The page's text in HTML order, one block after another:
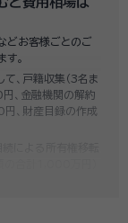
どお客様ごとのご
。
、戸籍収集（3名ま
、金融機関の解約
、財産目録の作成
の合計1,000万円）